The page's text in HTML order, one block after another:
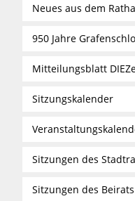
Neues aus dem
950 Jahre
Mitteilungsblatt
Sitzungskalender
Sitzungen des
Sitzungen des